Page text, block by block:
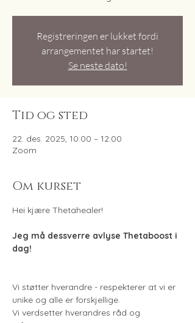
Registreringen er lukket fordi
arrangementet har startet!
Se neste dato!
Tid og sted
22. des. 2025, 10:00 – 12:00
Zoom
Om kurset
Hei kjære Thetahealer!
Jeg må dessverre avlyse Thetaboost i
dag!
Vi støtter hverandre - respekterer at vi er
unike og alle er forskjellige.
Vi verdsetter hverandres råd og